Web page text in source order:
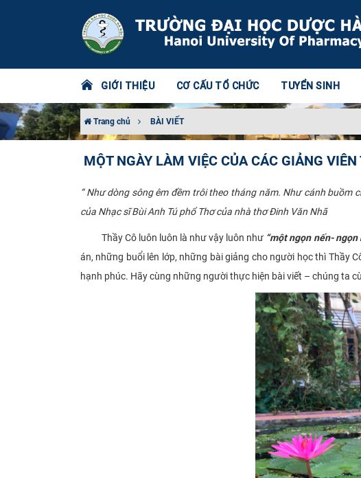
GIỚI THIỆU CƠ CẤU TỔ CHỨC TUYỂN SINH
Trang chủ BÀI VIẾT
MỘT NGÀY LÀM VIỆC CỦA CÁC GIẢNG VIÊN
“ Như dòng sông êm đềm trôi theo tháng năm. Như cánh buồm
của Nhạc sĩ Bùi Anh Tú phổ Thơ của nhà thơ Đinh Văn Nhã
Thầy Cô luôn luôn là như vậy luôn như “một ngọn nến-
án, những buổi lên lớp, những bài giảng cho người học thì Thầy
hạnh phúc. Hãy cùng những người thực hiện bài viết – chúng ta